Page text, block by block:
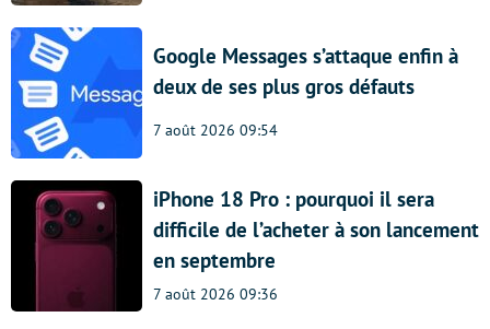
Google Messages s’attaque enfin à
deux de ses plus gros défauts
7 août 2026 09:54
iPhone 18 Pro : pourquoi il sera
difficile de l’acheter à son lancement
en septembre
7 août 2026 09:36